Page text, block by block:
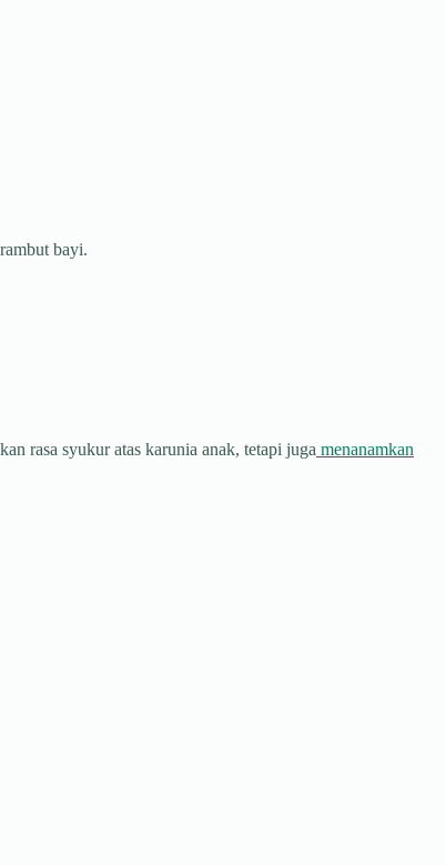
bayi.
rasa syukur atas karunia anak, tetapi juga menanamkan